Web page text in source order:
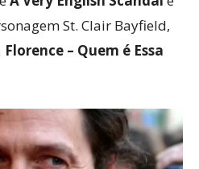
St. Clair Bayfield,
Florence – Quem é Essa